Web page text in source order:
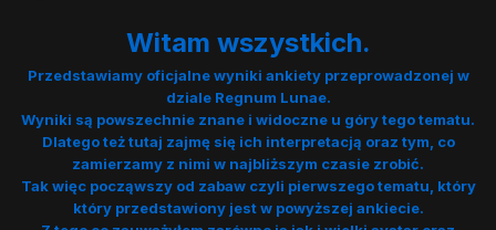
Witam wszystkich.
Przedstawiamy oficjalne wyniki ankiety przeprowadzonej w
dziale Regnum Lunae.
Wyniki są powszechnie znane i widoczne u góry tego tematu.
Dlatego też tutaj zajmę się ich interpretacją oraz tym, co
zamierzamy z nimi w najbliższym czasie zrobić.
Tak więc począwszy od zabaw czyli pierwszego tematu, który
który przedstawiony jest w powyższej ankiecie.